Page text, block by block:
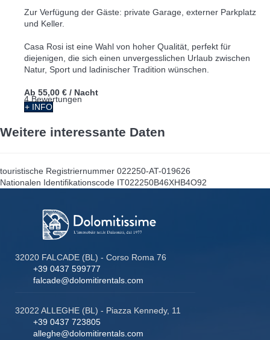
Zur Verfügung der Gäste: private Garage, externer Parkplatz
und Keller.
Casa Rosi ist eine Wahl von hoher Qualität, perfekt für
diejenigen, die sich einen unvergesslichen Urlaub zwischen
Natur, Sport und ladinischer Tradition wünschen.
4 Bewertungen
Ab 55,00 € / Nacht
+ INFO
Weitere interessante Daten
touristische Registriernummer 022250-AT-019626
Nationalen Identifikationscode IT022250B46XHB4O92
32020 FALCADE (BL) - Corso Roma 76
+39 0437 599777
falcade@dolomitirentals.com
32022 ALLEGHE (BL) - Piazza Kennedy, 11
+39 0437 723805
alleghe@dolomitirentals.com